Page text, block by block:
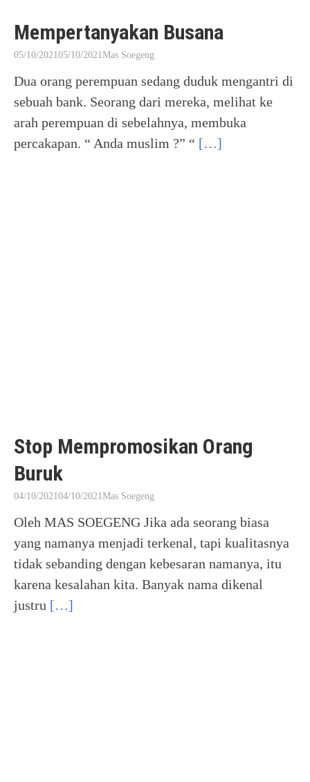
Mempertanyakan Busana
05/10/202105/10/2021Mas Soegeng
Dua orang perempuan sedang duduk mengantri di
sebuah bank. Seorang dari mereka, melihat ke
arah perempuan di sebelahnya, membuka
percakapan. “ Anda muslim ?” “ […]
Stop Mempromosikan Orang
Buruk
04/10/202104/10/2021Mas Soegeng
Oleh MAS SOEGENG Jika ada seorang biasa
yang namanya menjadi terkenal, tapi kualitasnya
tidak sebanding dengan kebesaran namanya, itu
karena kesalahan kita. Banyak nama dikenal
justru […]